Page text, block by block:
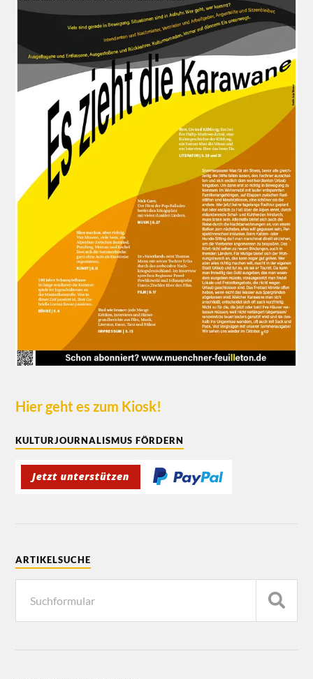
Hier geht es zum Kiosk!
KULTURJOURNALISMUS FÖRDERN
ARTIKELSUCHE